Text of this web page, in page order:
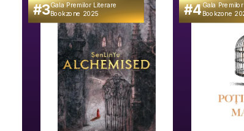
#3Gala Premilor Literare
Bookzone 2025 #4Gala
Bookzone